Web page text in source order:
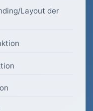
Layout der